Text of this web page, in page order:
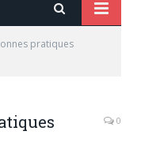
pratiques
0